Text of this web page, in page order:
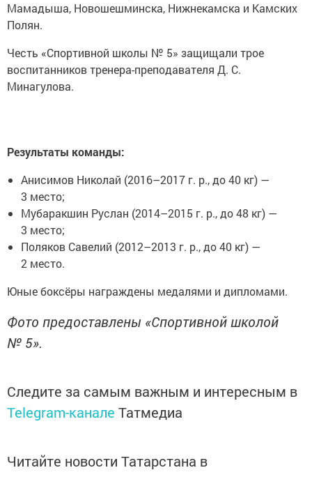
Мамадыша, Новошешминска, Нижнекамска и Камских
Полян.
Честь «Спортивной школы № 5» защищали трое
воспитанников тренера-преподавателя Д. С.
Минагулова.
Результаты команды:
Анисимов Николай (2016–2017 г. р., до 40 кг) —
3 место;
Мубаракшин Руслан (2014–2015 г. р., до 48 кг) —
3 место;
Поляков Савелий (2012–2013 г. р., до 40 кг) —
2 место.
Юные боксёры награждены медалями и дипломами.
Фото предоставлены «Спортивной школой
№ 5».
Следите за самым важным и интересным в
Telegram-канале Татмедиа
Читайте новости Татарстана в